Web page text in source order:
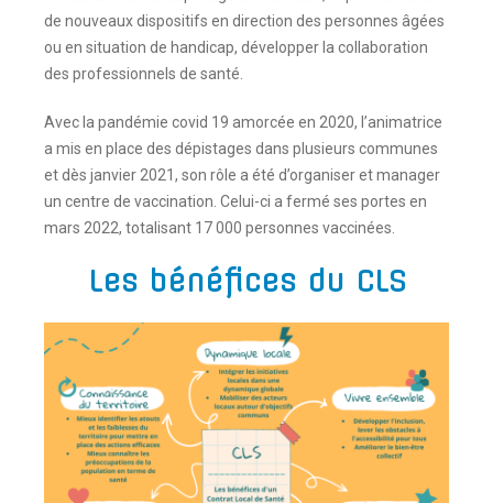
de nouveaux dispositifs en direction des personnes âgées
ou en situation de handicap, développer la collaboration
des professionnels de santé.
Avec la pandémie covid 19 amorcée en 2020, l’animatrice
a mis en place des dépistages dans plusieurs communes
et dès janvier 2021, son rôle a été d’organiser et manager
un centre de vaccination. Celui-ci a fermé ses portes en
mars 2022, totalisant 17 000 personnes vaccinées.
Les bénéfices du CLS